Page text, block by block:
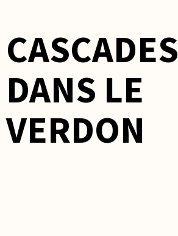
CASCADES
DANS LE
VERDON